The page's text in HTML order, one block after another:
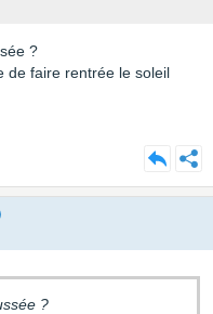
?
de faire rentrée le soleil
?